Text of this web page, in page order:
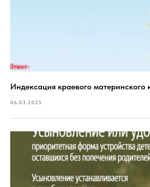
Индексация краевого материнского
06.03.2025